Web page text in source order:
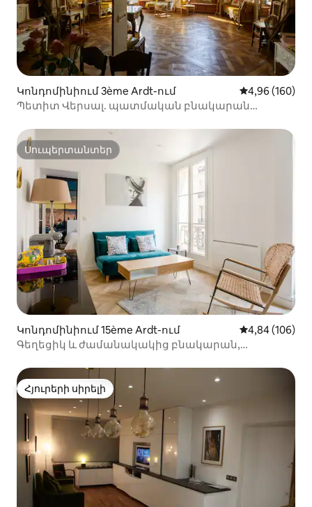
Կոնդոմինիում 3ème Ardt-ում Միջին
4,96 (160)
Պետիտ Վերսալ. պատմական բնակարան
Սուպերտանտեր
Սուպերտանտեր
Կոնդոմինիում 15ème Ardt-ում Միջին
4,84 (106)
Գեղեցիկ և ժամանակակից բնակարան,
Հյուրերի սիրելի
Հյուրերի սիրելի